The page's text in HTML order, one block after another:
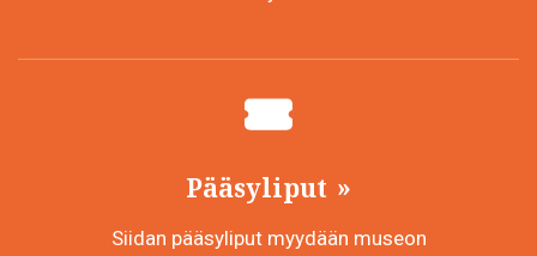
Pääsyliput
Siidan pääsyliput myydään museon